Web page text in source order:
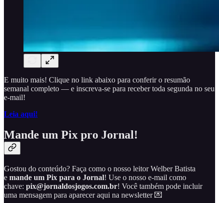
E muito mais! Clique no link abaixo para conferir o resumão
semanal completo — e inscreva-se para receber toda segunda no seu
e-mail!
Leia aqui!
Mande um Pix pro Jornal!
Gostou do conteúdo? Faça como o nosso leitor Welber Batista
e mande um Pix para o Jornal! Use o nosso e-mail como
chave: pix@jornaldosjogos.com.br! Você também pode incluir
uma mensagem para aparecer aqui na newsletter 💌